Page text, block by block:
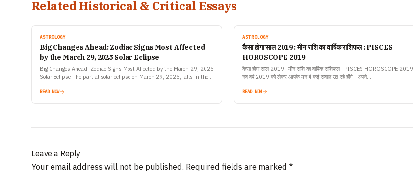
Related Historical & Critical Essays
ASTROLOGY
Big Changes Ahead: Zodiac Signs Most Affected
by the March 29, 2025 Solar Eclipse
Big Changes Ahead: Zodiac Signs Most Affected by the March 29, 2025
Solar Eclipse The partial solar eclipse on March 29, 2025, falls in the
READ NOW
ASTROLOGY
कैसा होगा साल 2019 : मीन राशि का वार्षिक राशिफल : PISCES
HOROSCOPE 2019
कैसा होगा साल 2019 : मीन राशि का वार्षिक राशिफल : PISCES HOROSCOPE 2019
नव वर्ष 2019 को लेकर आपके मन में कई सवाल उठ रहे होंगे। अपने…
READ NOW
Leave a Reply
Your email address will not be published. Required fields are marked *